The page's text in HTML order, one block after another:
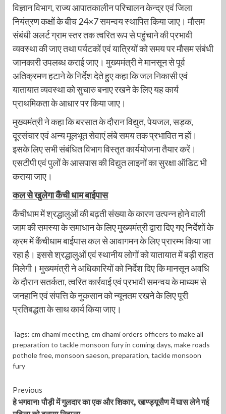
विज्ञान विभाग, राज्य आपातकालीन परिचालन केन्द्र एवं जिला
नियंत्रण कक्षों के बीच 24×7 समन्वय स्थापित किया जाए। मौसम
संबंधी अलर्ट ग्राम स्तर तक त्वरित रूप से पहुंचाने की प्रभावी
व्यवस्था की जाए तथा पर्यटकों एवं यात्रियों को समय पर मौसम संबंधी
जानकारी उपलब्ध कराई जाए। मुख्यमंत्री ने मानसून से पूर्व
अतिक्रमण हटाने के निर्देश देते हुए कहा कि जल निकासी एवं
यातायात व्यवस्था को सुचारु बनाए रखने के लिए यह कार्य
प्राथमिकता के आधार पर किया जाए।
मुख्यमंत्री ने कहा कि बरसात के दौरान विद्युत, पेयजल, सड़क,
दूरसंचार एवं अन्य मूलभूत सेवाएं लंबे समय तक प्रभावित न हों।
इसके लिए सभी संबंधित विभाग विस्तृत कार्ययोजना तैयार करें।
एसटीपी एवं पुलों के आसपास की विद्युत लाइनों का सुरक्षा ऑडिट भी
कराया जाए।
कल से खुलेगा कैंची धाम बाईपास
कैंचीधाम में श्रद्धालुओं की बढ़ती संख्या के कारण उत्पन्न होने वाली
जाम की समस्या के समाधान के लिए मुख्यमंत्री द्वारा दिए गए निर्देशों के
क्रम में कैंचीधाम बाईपास कल से आवागमन के लिए प्रारम्भ किया जा
रहा है। इससे श्रद्धालुओं एवं स्थानीय लोगों को यातायात में बड़ी राहत
मिलेगी। मुख्यमंत्री ने अधिकारियों को निर्देश दिए कि मानसून अवधि
के दौरान सतर्कता, त्वरित कार्रवाई एवं प्रभावी समन्वय के माध्यम से
जनहानि एवं संपत्ति के नुकसान को न्यूनतम रखने के लिए पूरी
प्रतिबद्धता के साथ कार्य किया जाए।
Tags: cm dhami meeting, cm dhami orders officers to make all
preparation to tackle monsoon fury in coming days, make roads
pothole free, monsoon saeson, preparation, tackle monsoon
fury
Continue
Reading
Previous
हे भगवान! पौड़ी में गुलदार का एक और शिकार, खाण्ड्यूसैण में घास लेने गई